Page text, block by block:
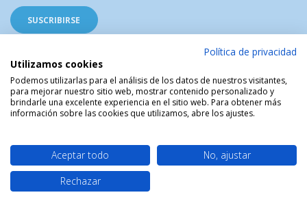
La Tienda Religiosa de Lourdes © | Venta de artículos religiosos del Santuario
de Lourdes en Francia | Arte Sacro | Objetos sagrados
Política de privacidad
Utilizamos cookies
Podemos utilizarlas para el análisis de los datos de nuestros visitantes,
para mejorar nuestro sitio web, mostrar contenido personalizado y
brindarle una excelente experiencia en el sitio web. Para obtener más
información sobre las cookies que utilizamos, abre los ajustes.
Aceptar todo
No, ajustar
Rechazar